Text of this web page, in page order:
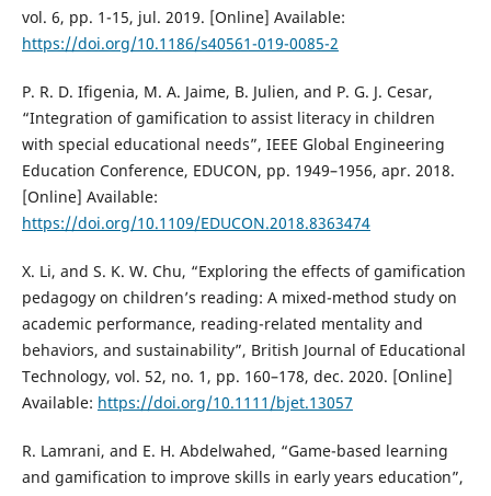
vol. 6, pp. 1-15, jul. 2019. [Online] Available:
https://doi.org/10.1186/s40561-019-0085-2
P. R. D. Ifigenia, M. A. Jaime, B. Julien, and P. G. J. Cesar,
“Integration of gamification to assist literacy in children
with special educational needs”, IEEE Global Engineering
Education Conference, EDUCON, pp. 1949–1956, apr. 2018.
[Online] Available:
https://doi.org/10.1109/EDUCON.2018.8363474
X. Li, and S. K. W. Chu, “Exploring the effects of gamification
pedagogy on children’s reading: A mixed-method study on
academic performance, reading-related mentality and
behaviors, and sustainability”, British Journal of Educational
Technology, vol. 52, no. 1, pp. 160–178, dec. 2020. [Online]
Available: https://doi.org/10.1111/bjet.13057
R. Lamrani, and E. H. Abdelwahed, “Game-based learning
and gamification to improve skills in early years education”,